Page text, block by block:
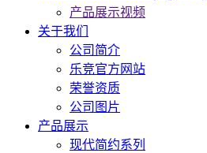
产品展示视频
关于我们
公司简介
乐竞官方网站
荣誉资质
公司图片
产品展示
现代简约系列